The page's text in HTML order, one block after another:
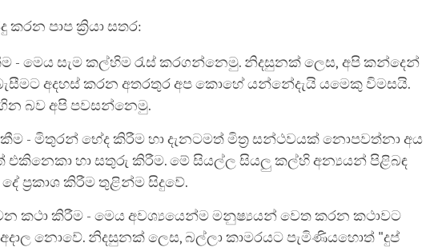
පාප ක්‍රියා සතර:
- මෙය සැම කල්හිම රැස් කරගන්නෙමු. නිදසුනක් ලෙස, අපි කන්දෙන්
අදහස් කරන අතරතුර අප කොහේ යන්නේදැයි යමෙකු විමසයි.
බව අපි පවසන්නෙමු.
- මිතුරන් භේද කිරීම හා දැනටමත් මිත්‍ර සන්ථවයක් නොපවත්නා අය
එකිනෙකා හා සතුරු කිරීම. මේ සියල්ල සියලු කල්හි අන්‍යයන් පිළිබඳ
ප්‍රකාශ කිරීම තුළින්ම සිදුවේ.
කථා කිරීම - මෙය අවශ්‍යයෙන්ම මනුෂ්‍යයන් වෙත කරන කථාවට
නොවේ. නිදසුනක් ලෙස, බල්ලා කාමරයට පැමිණියහොත් "දුප්